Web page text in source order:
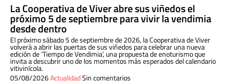
La Cooperativa de Viver abre sus viñedos el
próximo 5 de septiembre para vivir la vendimia
desde dentro
El próximo sábado 5 de septiembre de 2026, la Cooperativa de Viver
volverá a abrir las puertas de sus viñedos para celebrar una nueva
edición de ‘Tiempo de Vendimia’, una propuesta de enoturismo que
invita a descubrir uno de los momentos más esperados del calendario
vitivinícola.
05/08/2026ActualidadSin comentarios